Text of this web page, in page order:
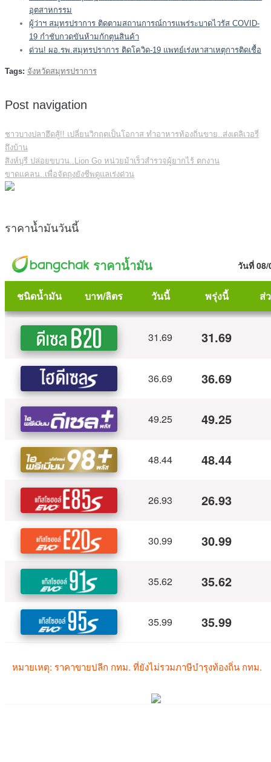
อุตสาหกรรม
ผู้ว่าฯ สมุทรปราการ ติดตามสถานการณ์การแพร่ระบาดไวรัส COVID-
19 กำชับกวดขันห้ามกักตุนสินค้า
ด่วน! ผอ.รพ.สมุทรปราการ ติดโควิด-19 แพทย์เร่งหาสาเหตุการติดเชื้อ
Tags: จังหวัดสมุทรปราการ
Post navigation
ชาวบางปลาฮึดสู้!! เปลี่ยนวิกฤตเป็นโอกาส ทำอาหารท้องถิ่นขาย..ส่งเดลิเวอรี่
ถึงบ้าน
สิงห์บุรี ปล่อยขบวน..Lion Go หน่วยม้าเร็วสำรวจผู้ยากไร้ ตกงาน
ขาดแคลน..เพื่อจัดถุงยังชีพดูแลเร่งด่วน
ราคาน้ำมันวันนี้